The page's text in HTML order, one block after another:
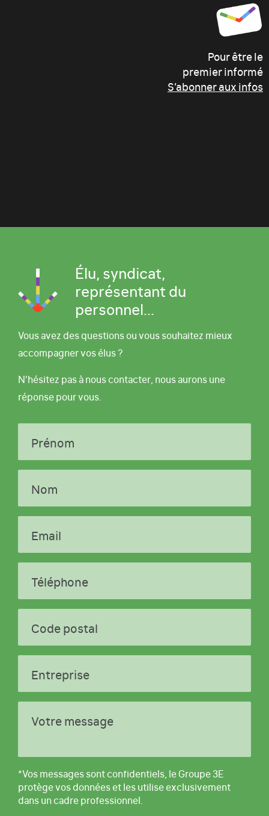
Pour être le
premier informé
S’abonner aux infos
Élu, syndicat,
représentant du
personnel...
Vous avez des questions ou vous souhaitez mieux
accompagner vos élus ?
N'hésitez pas à nous contacter, nous aurons une
réponse pour vous.
Prénom
Nom
Email
Téléphone
Code postal
Entreprise
Votre message
*Vos messages sont confidentiels, le Groupe 3E
protège vos données et les utilise exclusivement
dans un cadre professionnel.